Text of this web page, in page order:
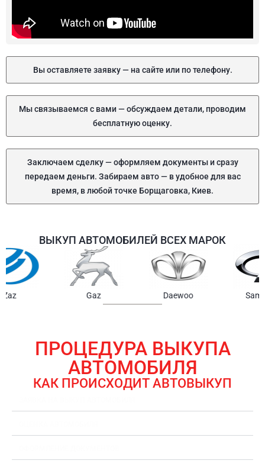
Вы оставляете заявку — на сайте или по телефону.
Мы связываемся с вами — обсуждаем детали, проводим
бесплатную оценку.
Заключаем сделку — оформляем документы и сразу
передаем деньги. Забираем авто — в удобное для вас
время, в любой точке Борщаговка, Киев.
ВЫКУП АВТОМОБИЛЕЙ ВСЕХ МАРОК
ПРОЦЕДУРА ВЫКУПА
АВТОМОБИЛЯ
КАК ПРОИСХОДИТ АВТОВЫКУП